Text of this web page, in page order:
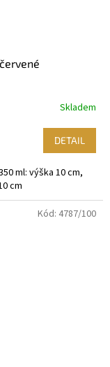
Skladem
DETAIL
ml: výška 10 cm,
cm
Kód: 4787/100